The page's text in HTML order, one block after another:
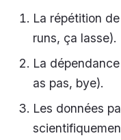
La répétition
runs, ça lasse).
La
as pas, bye).
Les données